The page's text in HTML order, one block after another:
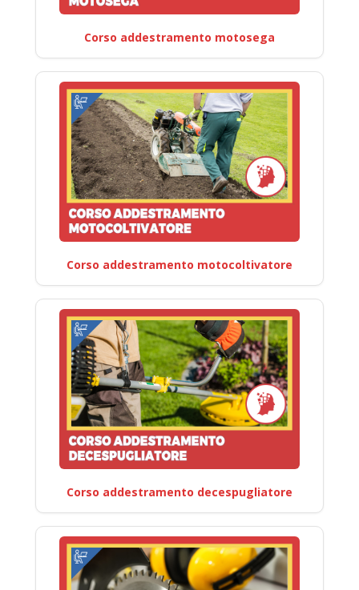
Corso addestramento motosega
Corso addestramento motocoltivatore
Corso addestramento decespugliatore